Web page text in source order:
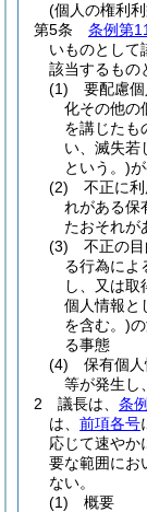
(個人の権利
第5条
条例第
いものとして
該当するもの
(1)
要配慮
化その他の
を講じたも
い、滅失若
という。)
(2)
不正に
れがある保
たおそれが
(3)
不正の
る行為によ
し、又は
個人情報と
を含む。)
る事態
(4)
保有個
等が発生し
2
議長は、 条
は、 前項各号
応じて速やか
要な範囲にお
ない。
(1)
概要